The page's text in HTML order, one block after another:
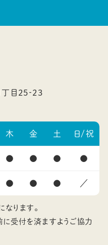
目25‐23
木 金 土 日/祝
● ● ● ●
● ● ● ／
なります。
受付を済ますようご協力